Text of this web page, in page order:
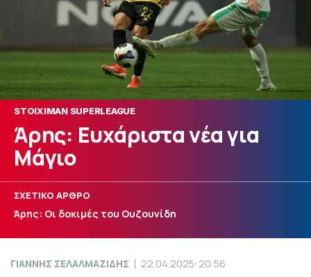
STOIXIMAN SUPERLEAGUE
Άρης: Ευχάριστα νέα για
Μάγιο
ΣΧΕΤΙΚΟ ΑΡΘΡΟ
Άρης: Οι δοκιμές του Ουζουνίδη
ΓΙΑΝΝΗΣ ΣΕΛΑΛΜΑΖΙΔΗΣ 22.04.2025-20:56